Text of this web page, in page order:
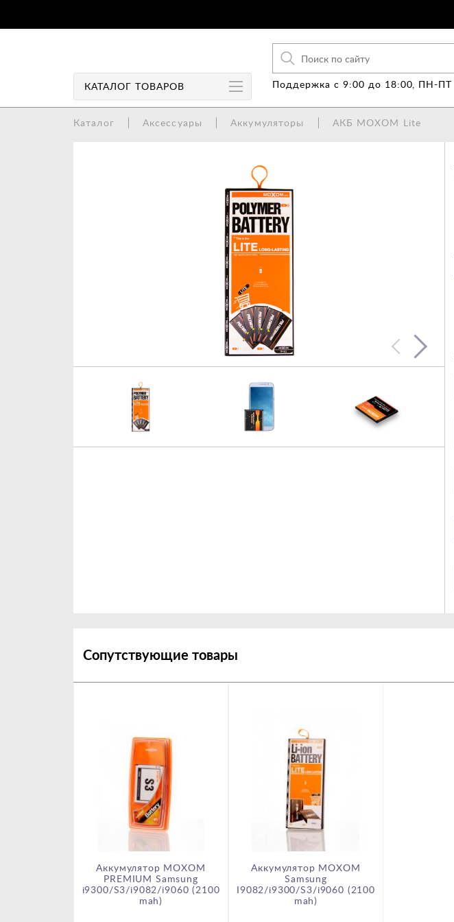
КАТАЛОГ ТОВАРОВ
Поддержка с 9:00 до 18:00, ПН-ПТ
Светотехника
Компьютерные аксессуары
Каталог Аксессуары Аккумуляторы АКБ MOXOM Lite
Сопутствующие товары
Аккумулятор MOXOM
PREMIUM Samsung
i9300/S3/i9082/i9060 (2100
mah)
Аккумулятор MOXOM
Samsung
I9082/i9300/S3/i9060 (2100
mah)